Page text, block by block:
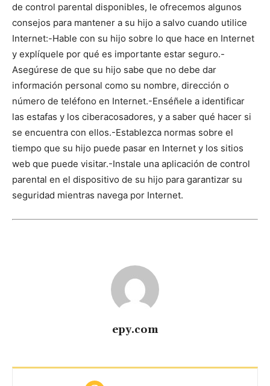
de control parental disponibles, le ofrecemos algunos
consejos para mantener a su hijo a salvo cuando utilice
Internet:-Hable con su hijo sobre lo que hace en Internet
y explíquele por qué es importante estar seguro.-
Asegúrese de que su hijo sabe que no debe dar
información personal como su nombre, dirección o
número de teléfono en Internet.-Enséñele a identificar
las estafas y los ciberacosadores, y a saber qué hacer si
se encuentra con ellos.-Establezca normas sobre el
tiempo que su hijo puede pasar en Internet y los sitios
web que puede visitar.-Instale una aplicación de control
parental en el dispositivo de su hijo para garantizar su
seguridad mientras navega por Internet.
epy.com